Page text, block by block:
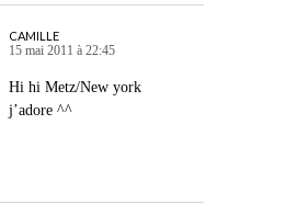
CAMILLE
15 mai 2011 à 22:45
Hi hi Metz/New york
j’adore ^^